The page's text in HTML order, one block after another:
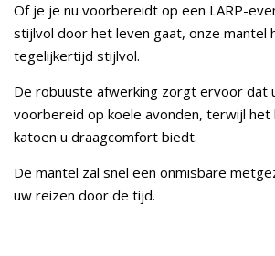
Of je je nu voorbereidt op een LARP-
stijlvol door het leven gaat, onze mantel
tegelijkertijd stijlvol.
De robuuste afwerking zorgt ervoor dat
voorbereid op koele avonden, terwijl het
katoen u draagcomfort biedt.
De mantel zal snel een onmisbare
uw reizen door de tijd.